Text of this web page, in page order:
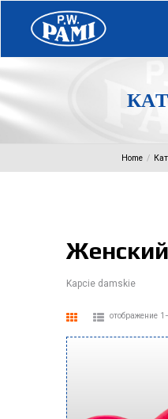
КАТ
Home
Женский
Kapcie damskie
отображение